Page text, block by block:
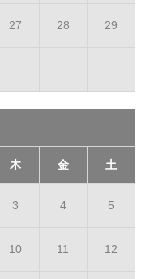
27 28 29
木 金 土
3 4 5
10 11 12